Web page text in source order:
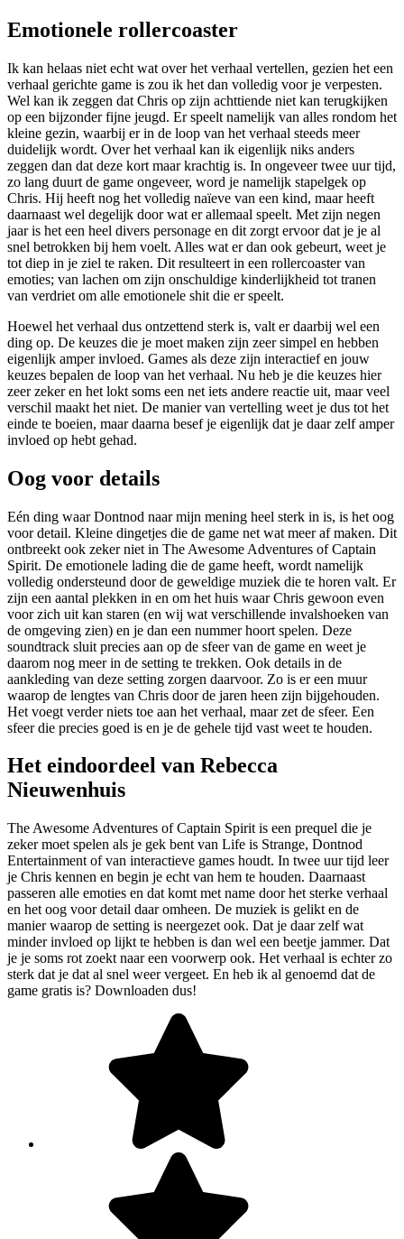
Emotionele rollercoaster
Ik kan helaas niet echt wat over het verhaal vertellen, gezien het een
verhaal gerichte game is zou ik het dan volledig voor je verpesten.
Wel kan ik zeggen dat Chris op zijn achttiende niet kan terugkijken
op een bijzonder fijne jeugd. Er speelt namelijk van alles rondom het
kleine gezin, waarbij er in de loop van het verhaal steeds meer
duidelijk wordt. Over het verhaal kan ik eigenlijk niks anders
zeggen dan dat deze kort maar krachtig is. In ongeveer twee uur tijd,
zo lang duurt de game ongeveer, word je namelijk stapelgek op
Chris. Hij heeft nog het volledig naïeve van een kind, maar heeft
daarnaast wel degelijk door wat er allemaal speelt. Met zijn negen
jaar is het een heel divers personage en dit zorgt ervoor dat je je al
snel betrokken bij hem voelt. Alles wat er dan ook gebeurt, weet je
tot diep in je ziel te raken. Dit resulteert in een rollercoaster van
emoties; van lachen om zijn onschuldige kinderlijkheid tot tranen
van verdriet om alle emotionele shit die er speelt.
Hoewel het verhaal dus ontzettend sterk is, valt er daarbij wel een
ding op. De keuzes die je moet maken zijn zeer simpel en hebben
eigenlijk amper invloed. Games als deze zijn interactief en jouw
keuzes bepalen de loop van het verhaal. Nu heb je die keuzes hier
zeer zeker en het lokt soms een net iets andere reactie uit, maar veel
verschil maakt het niet. De manier van vertelling weet je dus tot het
einde te boeien, maar daarna besef je eigenlijk dat je daar zelf amper
invloed op hebt gehad.
Oog voor details
Eén ding waar Dontnod naar mijn mening heel sterk in is, is het oog
voor detail. Kleine dingetjes die de game net wat meer af maken. Dit
ontbreekt ook zeker niet in The Awesome Adventures of Captain
Spirit. De emotionele lading die de game heeft, wordt namelijk
volledig ondersteund door de geweldige muziek die te horen valt. Er
zijn een aantal plekken in en om het huis waar Chris gewoon even
voor zich uit kan staren (en wij wat verschillende invalshoeken van
de omgeving zien) en je dan een nummer hoort spelen. Deze
soundtrack sluit precies aan op de sfeer van de game en weet je
daarom nog meer in de setting te trekken. Ook details in de
aankleding van deze setting zorgen daarvoor. Zo is er een muur
waarop de lengtes van Chris door de jaren heen zijn bijgehouden.
Het voegt verder niets toe aan het verhaal, maar zet de sfeer. Een
sfeer die precies goed is en je de gehele tijd vast weet te houden.
Het eindoordeel van Rebecca
Nieuwenhuis
The Awesome Adventures of Captain Spirit is een prequel die je
zeker moet spelen als je gek bent van Life is Strange, Dontnod
Entertainment of van interactieve games houdt. In twee uur tijd leer
je Chris kennen en begin je echt van hem te houden. Daarnaast
passeren alle emoties en dat komt met name door het sterke verhaal
en het oog voor detail daar omheen. De muziek is gelikt en de
manier waarop de setting is neergezet ook. Dat je daar zelf wat
minder invloed op lijkt te hebben is dan wel een beetje jammer. Dat
je je soms rot zoekt naar een voorwerp ook. Het verhaal is echter zo
sterk dat je dat al snel weer vergeet. En heb ik al genoemd dat de
game gratis is? Downloaden dus!